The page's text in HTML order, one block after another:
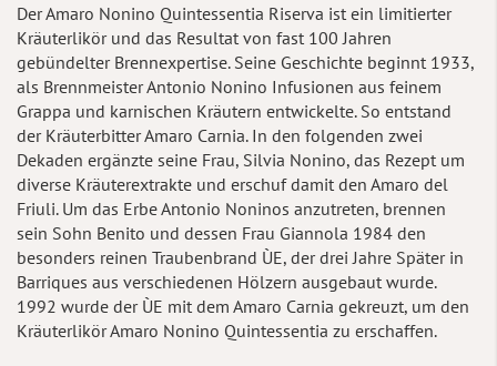
Der Amaro Nonino Quintessentia Riserva ist ein limitierter
Kräuterlikör und das Resultat von fast 100 Jahren
gebündelter Brennexpertise. Seine Geschichte beginnt 1933,
als Brennmeister Antonio Nonino Infusionen aus feinem
Grappa und karnischen Kräutern entwickelte. So entstand
der Kräuterbitter Amaro Carnia. In den folgenden zwei
Dekaden ergänzte seine Frau, Silvia Nonino, das Rezept um
diverse Kräuterextrakte und erschuf damit den Amaro del
Friuli. Um das Erbe Antonio Noninos anzutreten, brennen
sein Sohn Benito und dessen Frau Giannola 1984 den
besonders reinen Traubenbrand ÙE, der drei Jahre Später in
Barriques aus verschiedenen Hölzern ausgebaut wurde.
1992 wurde der ÙE mit dem Amaro Carnia gekreuzt, um den
Kräuterlikör Amaro Nonino Quintessentia zu erschaffen.